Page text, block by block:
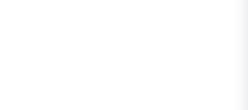
Leasings vækst som account